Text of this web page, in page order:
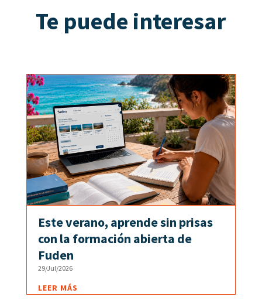
Te puede interesar
Este verano, aprende sin prisas
con la formación abierta de
Fuden
29/Jul/2026
LEER MÁS